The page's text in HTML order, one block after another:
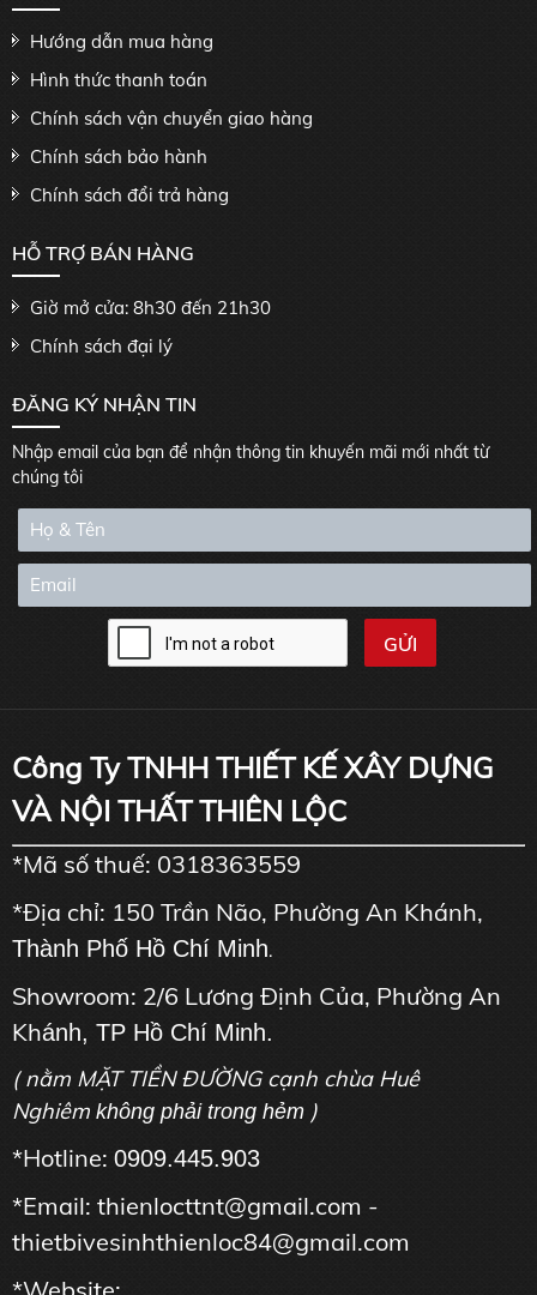
Hướng dẫn mua hàng
Hình thức thanh toán
Chính sách vận chuyển giao hàng
Chính sách bảo hành
Chính sách đổi trả hàng
HỖ TRỢ BÁN HÀNG
Giờ mở cửa: 8h30 đến 21h30
Chính sách đại lý
ĐĂNG KÝ NHẬN TIN
Nhập email của bạn để nhận thông tin khuyến mãi mới nhất từ
chúng tôi
Công Ty TNHH THIẾT KẾ XÂY DỰNG
VÀ NỘI THẤT THIÊN LỘC
*Mã số thuế: 0318363559
*Địa chỉ: 150 Trần Não, Phường An Khánh,
Thành Phố Hồ Chí Minh.
Showroom: 2/6 Lương Định Của, Phường An
Khánh, TP Hồ Chí Minh.
( nằm MẶT TIỀN ĐƯỜNG cạnh chùa Huê
Nghiêm không phải trong hẻm )
*Hotline: 0909.445.903
*Email: thienlocttnt@gmail.com -
thietbivesinhthienloc84@gmail.com